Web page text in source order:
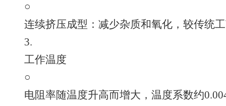
○
连续挤压成型：减少杂质和氧化，较传统
3.
工作温度
○
电阻率随温度升高而增大，温度系数约